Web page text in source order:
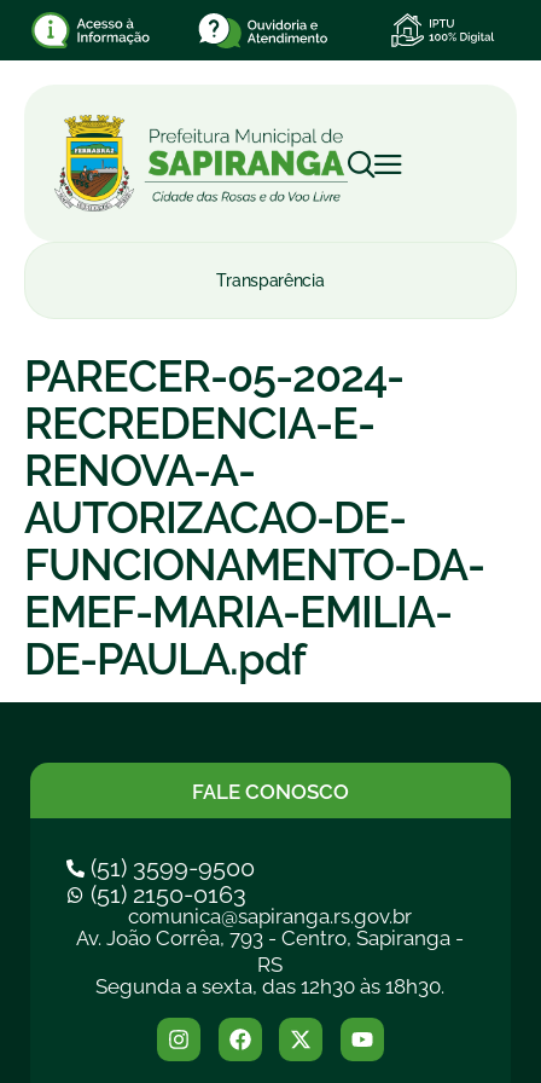
Transparência
PARECER-05-2024-
RECREDENCIA-E-
RENOVA-A-
AUTORIZACAO-DE-
FUNCIONAMENTO-DA-
EMEF-MARIA-EMILIA-
DE-PAULA.pdf
FALE CONOSCO
(51) 3599-9500
(51) 2150-0163
comunica@sapiranga.rs.gov.br
Av. João Corrêa, 793 - Centro, Sapiranga -
RS
Segunda a sexta, das 12h30 às 18h30.